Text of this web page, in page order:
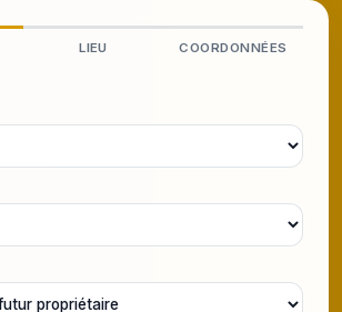
LIEU COORDONNÉES